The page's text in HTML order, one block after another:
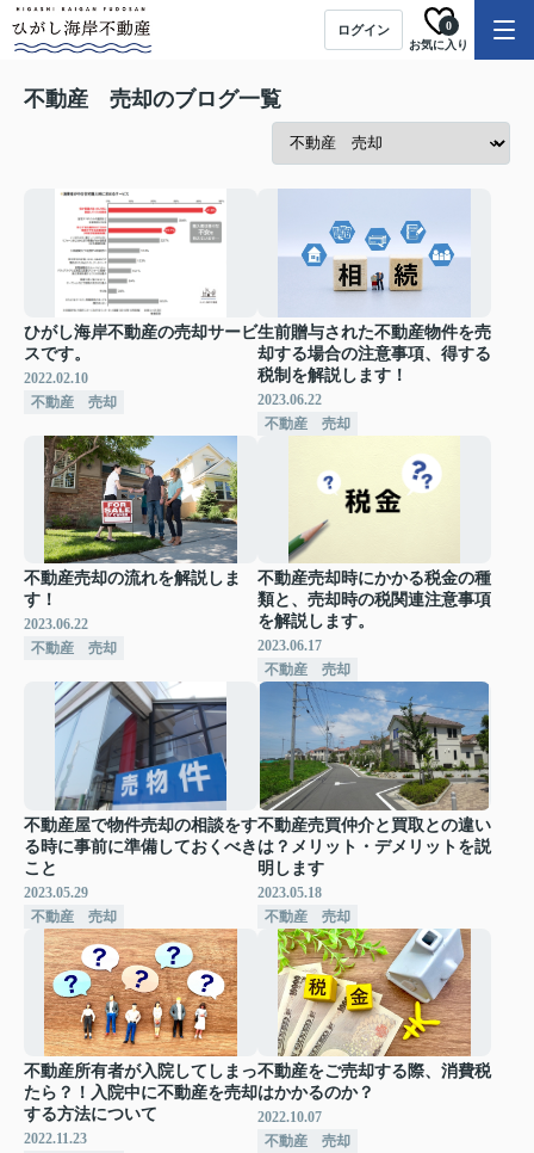
ログイン
お気に入り
0
不動産 売却のブログ一覧
ひがし海岸不動産の売却サービ
スです。
2022.02.10
不動産 売却
生前贈与された不動産物件を売
却する場合の注意事項、得する
税制を解説します！
2023.06.22
不動産 売却
不動産売却の流れを解説しま
す！
2023.06.22
不動産 売却
不動産売却時にかかる税金の種
類と、売却時の税関連注意事項
を解説します。
2023.06.17
不動産 売却
不動産屋で物件売却の相談をす
る時に事前に準備しておくべき
こと
2023.05.29
不動産 売却
不動産売買仲介と買取との違い
は？メリット・デメリットを説
明します
2023.05.18
不動産 売却
不動産所有者が入院してしまっ
たら？！入院中に不動産を売却
する方法について
2022.11.23
不動産をご売却する際、消費税
はかかるのか？
2022.10.07
不動産 売却